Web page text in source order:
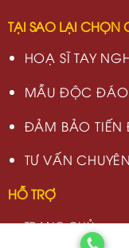
TẠI SAO LẠI CHỌN
HOẠ SĨ TAY
MẪU ĐỘC ĐÁO
ĐẢM BẢO TIẾN
TƯ VẤN
HỖ TRỢ
TRANG CHỦ